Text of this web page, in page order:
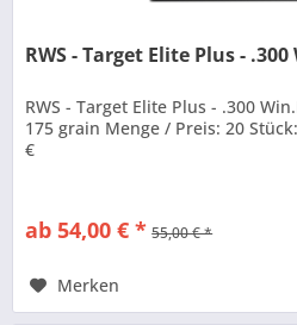
RWS - Target Elite Plus -
RWS - Target Elite Plus - .300
175 grain Menge / Preis: 20
€
ab 54,00 € * 55,00 € *
Merken